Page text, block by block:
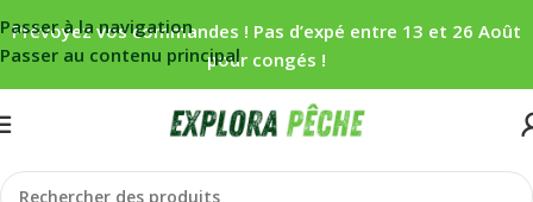
Passer à la navigation
Passer au contenu principal
Prévoyez vos commandes ! Pas d’expé entre 13 et 26 Août
pour congés !